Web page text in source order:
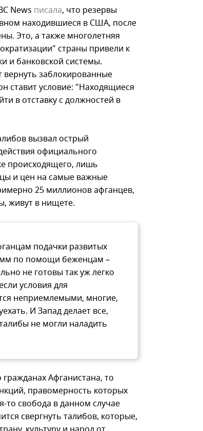
News писала, что резервы
находившиеся в США, после
Это, а также многолетняя
страны привели к
и банковской системы.
вернуть заблокированные
ставит условие: "Находящиеся
в отставку с должностей в
вызвал острый
официального
происходящего, лишь
и цен на самые важные
25 миллионов афганцев,
живут в нищете.
подачки развитых
по помощи беженцам –
не готовы так уж легко
условия для
неприемлемыми, многие,
И Запад делает все,
не могли наладить
Афганистана, то
правомерность которых
свобода в данном случае
свергнуть талибов, которые,